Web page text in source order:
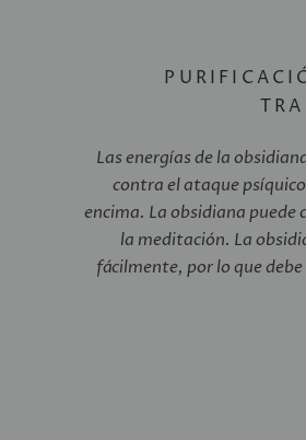
Las energías de la
contra el ataque
encima. La obsidiana puede
la meditación. La
fácilmente, por lo que